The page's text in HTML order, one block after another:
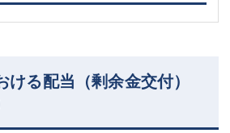
ける配当（剰余金交付）